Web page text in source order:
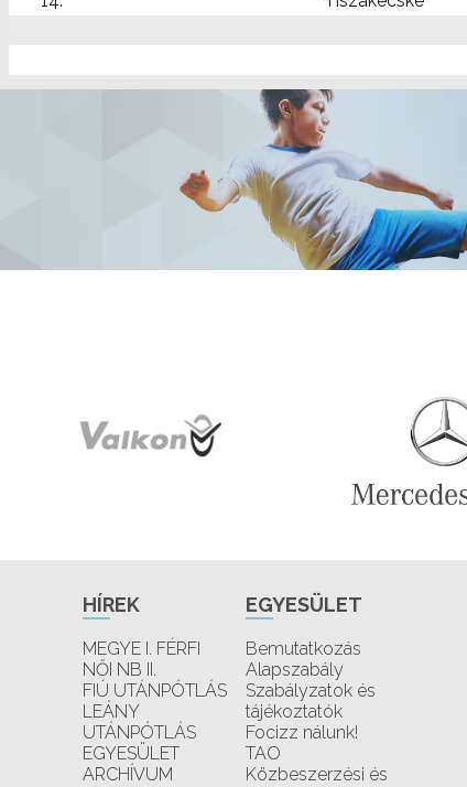
HÍREK
MEGYE I. FÉRFI
NŐI NB II.
FIÚ UTÁNPÓTLÁS
LEÁNY
UTÁNPÓTLÁS
EGYESÜLET
ARCHÍVUM
EGYESÜLET
Bemutatkozás
Alapszabály
Szabályzatok és
tájékoztatók
Focizz nálunk!
TAO
Közbeszerzési és